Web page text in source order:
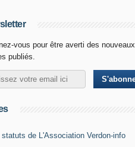
vous pour être averti des nouveaux
publiés.
statuts de L'Association Verdon-info